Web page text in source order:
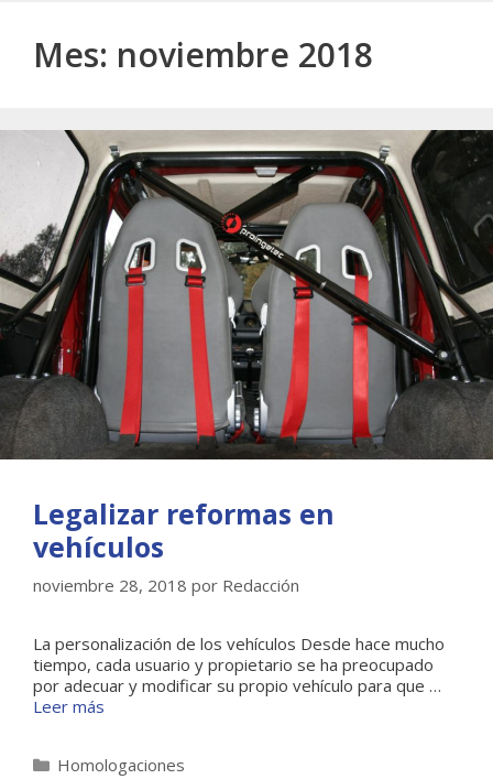
Mes: noviembre 2018
Legalizar reformas en
vehículos
noviembre 28, 2018 por Redacción
La personalización de los vehículos Desde hace mucho
tiempo, cada usuario y propietario se ha preocupado
por adecuar y modificar su propio vehículo para que …
Leer más
Categorías
Homologaciones